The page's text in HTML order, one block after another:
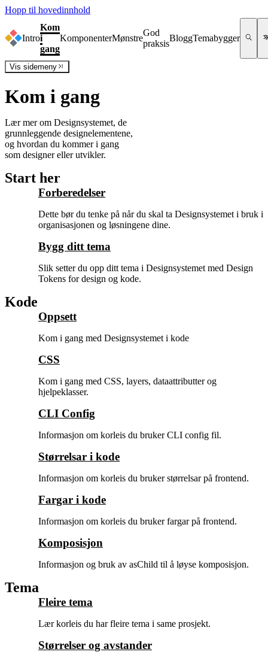
Hopp til hovedinnhold
Intro
Kom
i
gang
KomponenterMønstre
God
praksis
BloggTemabygger
Vis sidemeny
Kom i gang
Lær mer om Designsystemet, de
grunnleggende designelementene,
og hvordan du kommer i gang
som designer eller utvikler.
Start her
Forberedelser
Dette bør du tenke på når du skal ta Designsystemet i bruk i
organisasjonen og løsningene dine.
Bygg ditt tema
Slik setter du opp ditt tema i Designsystemet med Design
Tokens for design og kode.
Kode
Oppsett
Kom i gang med Designsystemet i kode
CSS
Kom i gang med CSS, layers, dataattributter og
hjelpeklasser.
CLI Config
Informasjon om korleis du bruker CLI config fil.
Størrelsar i kode
Informasjon om korleis du bruker størrelsar på frontend.
Fargar i kode
Informasjon om korleis du bruker fargar på frontend.
Komposisjon
Informasjon og bruk av asChild til å løyse komposisjon.
Tema
Fleire tema
Lær korleis du har fleire tema i same prosjekt.
Størrelser og avstander